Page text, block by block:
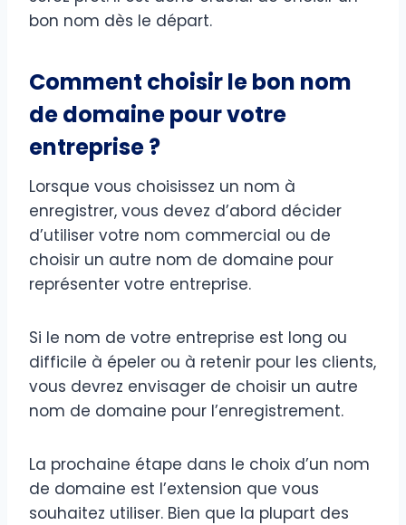
bon nom dès le départ.
Comment choisir le bon nom
de domaine pour votre
entreprise ?
Lorsque vous choisissez un nom à
enregistrer, vous devez d’abord décider
d’utiliser votre nom commercial ou de
choisir un autre nom de domaine pour
représenter votre entreprise.
Si le nom de votre entreprise est long ou
difficile à épeler ou à retenir pour les clients,
vous devrez envisager de choisir un autre
nom de domaine pour l’enregistrement.
La prochaine étape dans le choix d’un nom
de domaine est l’extension que vous
souhaitez utiliser. Bien que la plupart des